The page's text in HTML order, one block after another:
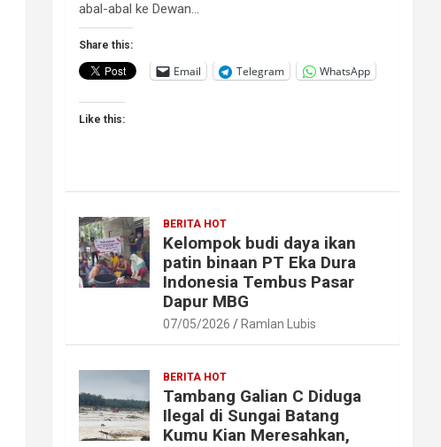
abal-abal ke Dewan…
Share this:
Email Telegram WhatsApp
Like this:
BERITA HOT
Kelompok budi daya ikan
patin binaan PT Eka Dura
Indonesia Tembus Pasar
Dapur MBG
07/05/2026 Ramlan Lubis
BERITA HOT
Tambang Galian C Diduga
Ilegal di Sungai Batang
Kumu Kian Meresahkan,